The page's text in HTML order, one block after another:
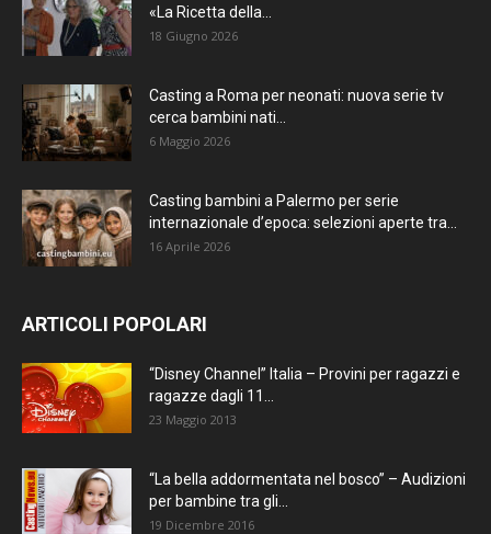
«La Ricetta della...
18 Giugno 2026
Casting a Roma per neonati: nuova serie tv
cerca bambini nati...
6 Maggio 2026
Casting bambini a Palermo per serie
internazionale d’epoca: selezioni aperte tra...
16 Aprile 2026
ARTICOLI POPOLARI
“Disney Channel” Italia – Provini per ragazzi e
ragazze dagli 11...
23 Maggio 2013
“La bella addormentata nel bosco” – Audizioni
per bambine tra gli...
19 Dicembre 2016